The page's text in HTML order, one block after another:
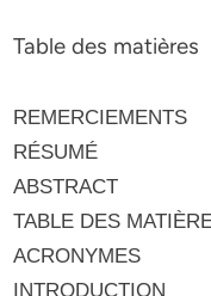
Table des matières
REMERCIEMENTS
RÉSUMÉ
ABSTRACT
TABLE DES
ACRONYMES
INTRODUCTION